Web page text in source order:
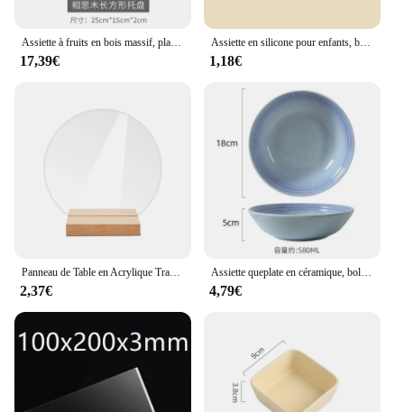
17,39€
Assiette en silicone pour enfants, bol pour bébé, aspiration, sans BPA, alimentation, britware, plats à manger pour enfants
1,18€
2,37€
Assiette queplate en céramique, bol à soupe en porcelaine de 7 pouces, plat à salade de dessert, assiette de service de cuisine, ustensiles de cuisine colorés
4,79€